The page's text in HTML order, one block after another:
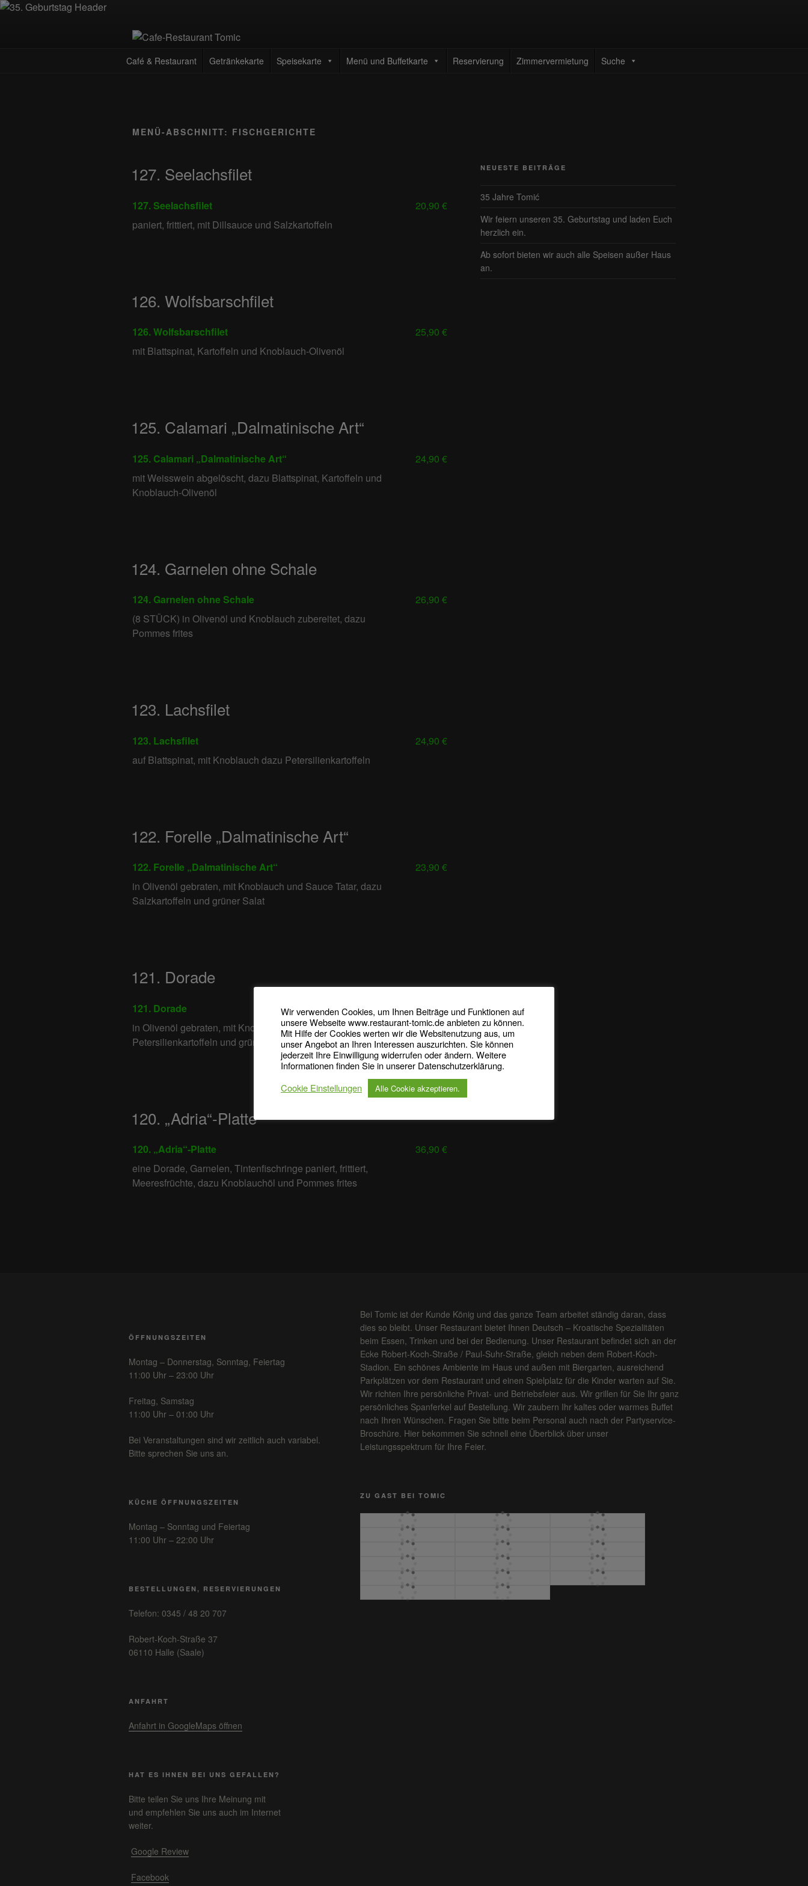
Zum
CAFE-RESTAURANT TOMIC
Deutsch-Kroatisches Spezialitätenrestaurant
Café & Restaurant Getränkekarte Speisekarte Menü und Buffetkarte Reservierung Zimmervermietung Suche
MENÜ-ABSCHNITT: FISCHGERICHTE
127. Seelachsfilet
127. Seelachsfilet
20,90 €
paniert, frittiert, mit Dillsauce und Salzkartoffeln
126. Wolfsbarschfilet
126. Wolfsbarschfilet
25,90 €
mit Blattspinat, Kartoffeln und Knoblauch-Olivenöl
125. Calamari „Dalmatinische Art“
125. Calamari „Dalmatinische Art“
24,90 €
mit Weisswein abgelöscht, dazu Blattspinat, Kartoffeln und
Knoblauch-Olivenöl
124. Garnelen ohne Schale
124. Garnelen ohne Schale
26,90 €
(8 STÜCK) in Olivenöl und Knoblauch zubereitet, dazu
Pommes frites
123. Lachsfilet
123. Lachsfilet
24,90 €
auf Blattspinat, mit Knoblauch dazu Petersilienkartoffeln
122. Forelle „Dalmatinische Art“
122. Forelle „Dalmatinische Art“
23,90 €
in Olivenöl gebraten, mit Knoblauch und Sauce Tatar, dazu
Salzkartoffeln und grüner Salat
121. Dorade
121. Dorade
23,90 €
in Olivenöl gebraten, mit Knoblauch und Sauce Tatar, dazu
Petersilienkartoffeln und grüner Salat
120. „Adria“-Platte
120. „Adria“-Platte
36,90 €
eine Dorade, Garnelen, Tintenfischringe paniert, frittiert,
Meeresfrüchte, dazu Knoblauchöl und Pommes frites
NEUESTE BEITRÄGE
35 Jahre Tomić
Wir feiern unseren 35. Geburtstag und laden Euch
herzlich ein.
Ab sofort bieten wir auch alle Speisen außer Haus
an.
ÖFFNUNGSZEITEN
Montag – Donnerstag, Sonntag, Feiertag
11:00 Uhr – 23:00 Uhr
Freitag, Samstag
11:00 Uhr – 01:00 Uhr
Bei Veranstaltungen sind wir zeitlich auch variabel.
Bitte sprechen Sie uns an.
KÜCHE ÖFFNUNGSZEITEN
Montag – Sonntag und Feiertag
11:00 Uhr – 22:00 Uhr
BESTELLUNGEN, RESERVIERUNGEN
Telefon: 0345 / 48 20 707
Robert-Koch-Straße 37
06110 Halle (Saale)
ANFAHRT
Anfahrt in GoogleMaps öffnen
HAT ES IHNEN BEI UNS GEFALLEN?
Bitte teilen Sie uns Ihre Meinung mit
und empfehlen Sie uns auch im Internet
weiter.
Google Review
Facebook
Bei Tomic ist der Kunde König und das ganze Team arbeitet ständig daran, dass
dies so bleibt. Unser Restaurant bietet Ihnen Deutsch – Kroatische Spezialitäten
beim Essen, Trinken und bei der Bedienung. Unser Restaurant befindet sich an der
Ecke Robert-Koch-Straße / Paul-Suhr-Straße, gleich neben dem Robert-Koch-
Stadion. Ein schönes Ambiente im Haus und außen mit Biergarten, ausreichend
Parkplätzen vor dem Restaurant und einen Spielplatz für die Kinder warten auf Sie.
Wir richten Ihre persönliche Privat- und Betriebsfeier aus. Wir grillen für Sie Ihr ganz
persönliches Spanferkel auf Bestellung. Wir zaubern Ihr kaltes oder warmes Buffet
nach Ihren Wünschen. Fragen Sie bitte beim Personal auch nach der Partyservice-
Broschüre. Hier bekommen Sie schnell eine Überblick über unser
Leistungsspektrum für Ihre Feier.
ZU GAST BEI TOMIC
Wir verwenden Cookies, um Ihnen Beiträge und Funktionen auf
unsere Webseite www.restaurant-tomic.de anbieten zu können.
Mit Hilfe der Cookies werten wir die Websitenutzung aus, um
unser Angebot an Ihren Interessen auszurichten. Sie können
jederzeit Ihre Einwilligung widerrufen oder ändern. Weitere
Informationen finden Sie in unserer Datenschutzerklärung.
Cookie Einstellungen
Alle Cookie akzeptieren.